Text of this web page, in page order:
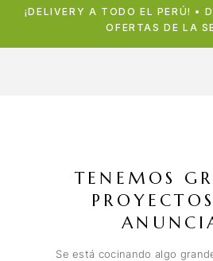
¡DELIVERY A TODO EL PERÚ! •
OFERTAS DE LA
TENEMOS
Se está cocinando algo